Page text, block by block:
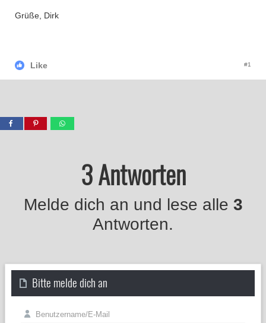
Grüße, Dirk
Like #1
3 Antworten
Melde dich an und lese alle 3
Antworten.
Bitte melde dich an